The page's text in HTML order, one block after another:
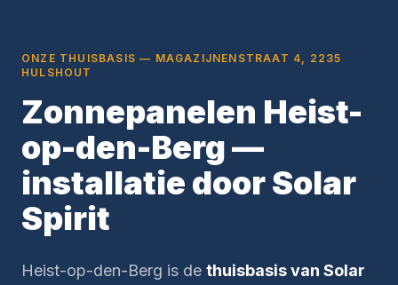
ONZE THUISBASIS — MAGAZIJNENSTRAAT 4, 2235
HULSHOUT
Zonnepanelen Heist-
op-den-Berg —
installatie door Solar
Spirit
Heist-op-den-Berg is de thuisbasis van Solar